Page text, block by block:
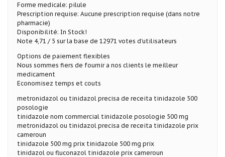
Forme medicale: pilule
Prescription requise: Aucune prescription requise (dans notre
pharmacie)
Disponibilité: In Stock!
Note 4,71 / 5 sur la base de 12971 votes d’utilisateurs
Options de paiement flexibles
Nous sommes fiers de fournir a nos clients le meilleur
medicament
Economisez temps et couts
metronidazol ou tinidazol precisa de receita tinidazole 500
posologie
tinidazole nom commercial tinidazole posologie 500 mg
metronidazol ou tinidazol precisa de receita tinidazole prix
cameroun
tinidazole 500 mg prix tinidazole 500 mg prix
tinidazol ou fluconazol tinidazole prix cameroun